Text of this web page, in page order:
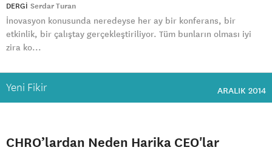
DERGI Serdar Turan
İnovasyon konusunda neredeyse her ay bir konferans, bir
etkinlik, bir çalıştay gerçekleştiriliyor. Tüm bunların olması iyi
zira ko...
Yeni Fikir ARALIK 2014
CHRO’lardan Neden Harika CEO'lar